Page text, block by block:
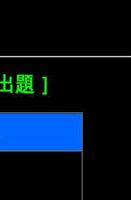
題 ］